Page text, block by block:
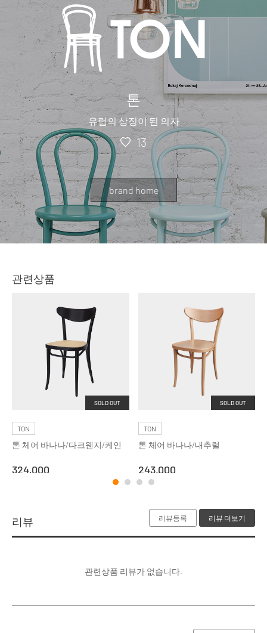
톤
유럽의 상징이 된 의자
13
brand home
관련상품
SOLD OUT
TON
톤 체어 바나나/다크웬지/케인
324,000
SOLD OUT
TON
톤 체어 바나나/내추럴
243,000
리뷰 리뷰등록 리뷰 더보기
관련상품 리뷰가 없습니다.